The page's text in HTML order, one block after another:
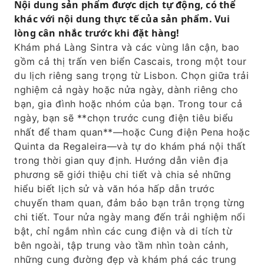
vượt qua những ngọn núi hùng vĩ và dọc theo
những vách đá ngoạn mục.
Hãy chiêm ngưỡng ngọn hải đăng Cabo da
Roca, nằm ở điểm cực tây của châu Âu.
Nội dung sản phẩm được dịch tự động, có thể
khác với nội dung thực tế của sản phẩm. Vui
lòng cân nhắc trước khi đặt hàng!
Khám phá Làng Sintra và các vùng lân cận, bao
gồm cả thị trấn ven biển Cascais, trong một tour
du lịch riêng sang trọng từ Lisbon. Chọn giữa trải
nghiệm cả ngày hoặc nửa ngày, dành riêng cho
bạn, gia đình hoặc nhóm của bạn. Trong tour cả
ngày, bạn sẽ **chọn trước cung điện tiêu biểu
nhất để tham quan**—hoặc Cung điện Pena hoặc
Quinta da Regaleira—và tự do khám phá nội thất
trong thời gian quy định. Hướng dẫn viên địa
phương sẽ giới thiệu chi tiết và chia sẻ những
hiểu biết lịch sử và văn hóa hấp dẫn trước
chuyến tham quan, đảm bảo bạn trân trọng từng
chi tiết. Tour nửa ngày mang đến trải nghiệm nổi
bật, chỉ ngắm nhìn các cung điện và di tích từ
bên ngoài, tập trung vào tầm nhìn toàn cảnh,
những cung đường đẹp và khám phá các trung